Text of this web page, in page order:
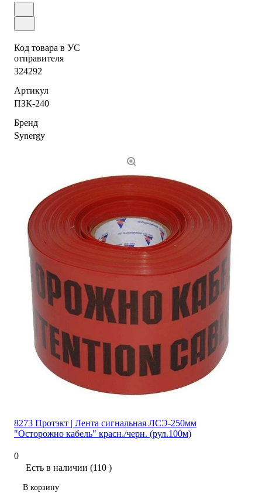
Код товара в УС
отправителя
324292
Артикул
ПЗК-240
Бренд
Synergy
8273 Протэкт | Лента сигнальная ЛСЭ-250мм
"Осторожно кабель" красн./черн. (рул.100м)
0
Есть в наличии (110 )
В корзину